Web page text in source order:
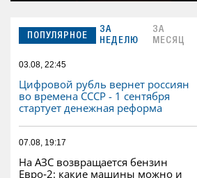
ПОПУЛЯРНОЕ
ЗА
НЕДЕЛЮ
ЗА
МЕСЯЦ
03.08, 22:45
Цифровой рубль вернет россиян
во времена СССР - 1 сентября
стартует денежная реформа
07.08, 19:17
На АЗС возвращается бензин
Евро‑2: какие машины можно и